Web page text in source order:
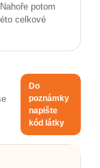
potom
celkové
Do
poznámky
napište
kód látky